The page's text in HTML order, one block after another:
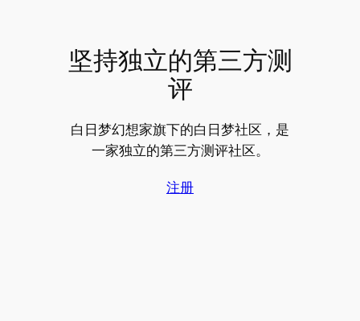
坚持独立的第三方测
评
白日梦幻想家旗下的白日梦社区，是
一家独立的第三方测评社区。
注册